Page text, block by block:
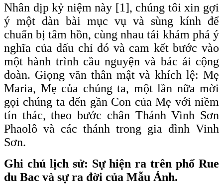
Nhân dịp kỷ niệm này [1], chúng tôi xin gợi
ý một dàn bài mục vụ và sùng kính để
chuẩn bị tâm hồn, cùng nhau tái khám phá ý
nghĩa của dấu chỉ đó và cam kết bước vào
một hành trình cầu nguyện và bác ái cộng
đoàn. Giọng văn thân mật và khích lệ: Mẹ
Maria, Mẹ của chúng ta, một lần nữa mời
gọi chúng ta đến gần Con của Mẹ với niềm
tín thác, theo bước chân Thánh Vinh Sơn
Phaolô và các thánh trong gia đình Vinh
Sơn.
Ghi chú lịch sử: Sự hiện ra trên phố Rue
du Bac và sự ra đời của Mẫu Ảnh.